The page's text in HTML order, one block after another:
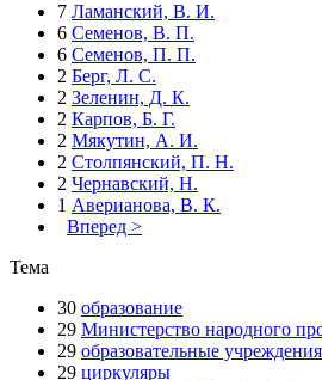
7 Ламанский, В. И.
6 Семенов, В. П.
6 Семенов, П. П.
2 Берг, Л. С.
2 Зеленин, Д. К.
2 Карпов, Б. Г.
2 Мякутин, А. И.
2 Столпянский, П. Н.
2 Чернавский, Н.
1 Аверианова, В. К.
Вперед >
Тема
30 образование
29 Министерство народного
29 образовательные учреждения
29 циркуляры